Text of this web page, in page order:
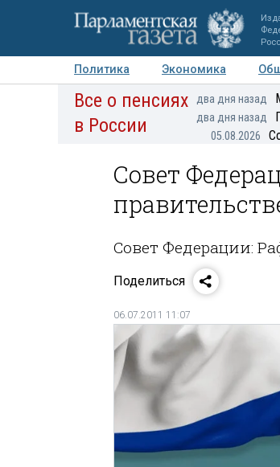
Политика Экономика
Авторы Персоны Мнения
Все о пенсиях
в России
два дня назад
два дня назад
05.08.2026
Совет
Совет Федерации:
Поделиться
06.07.2011 11:07